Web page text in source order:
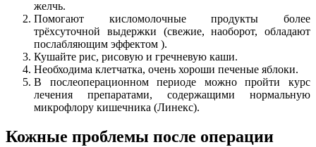
желчь.
Помогают кисломолочные продукты более
трёхсуточной выдержки (свежие, наоборот, обладают
послабляющим эффектом ).
Кушайте рис, рисовую и гречневую каши.
Необходима клетчатка, очень хороши печеные яблоки.
В послеоперационном периоде можно пройти курс
лечения препаратами, содержащими нормальную
микрофлору кишечника (Линекс).
Кожные проблемы после операции